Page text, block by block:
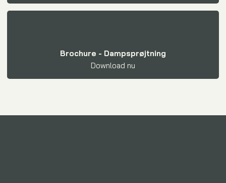
Brochure - Dampsprøjtning
Download nu​